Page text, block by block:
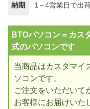
納期 1～4営業日で出
BTOパソコン = カス
式のパソコンです
当商品はカスタマイ
ソコンです。
ご注文をいただいて
お客様にお届けいた